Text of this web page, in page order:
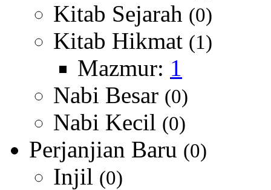
Kitab Sejarah (0)
Kitab Hikmat (1)
Mazmur: 1
Nabi Besar (0)
Nabi Kecil (0)
Perjanjian Baru (0)
Injil (0)